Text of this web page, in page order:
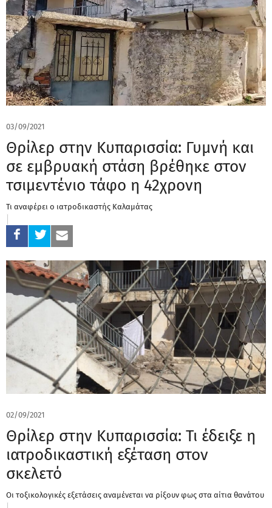
03/09/2021
Θρίλερ στην Κυπαρισσία: Γυμνή και
σε εμβρυακή στάση βρέθηκε στον
τσιμεντένιο τάφο η 42χρονη
Τι αναφέρει ο ιατροδικαστής Καλαμάτας
02/09/2021
Θρίλερ στην Κυπαρισσία: Τι έδειξε η
ιατροδικαστική εξέταση στον
σκελετό
Οι τοξικολογικές εξετάσεις αναμένεται να ρίξουν φως στα αίτια θανάτου